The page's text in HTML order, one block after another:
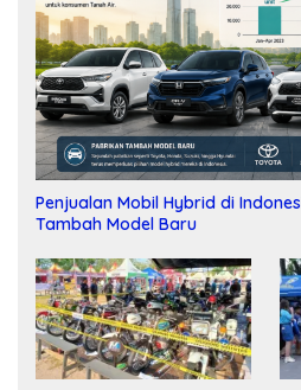
Penjualan Mobil Hybrid di
Tambah Model Baru